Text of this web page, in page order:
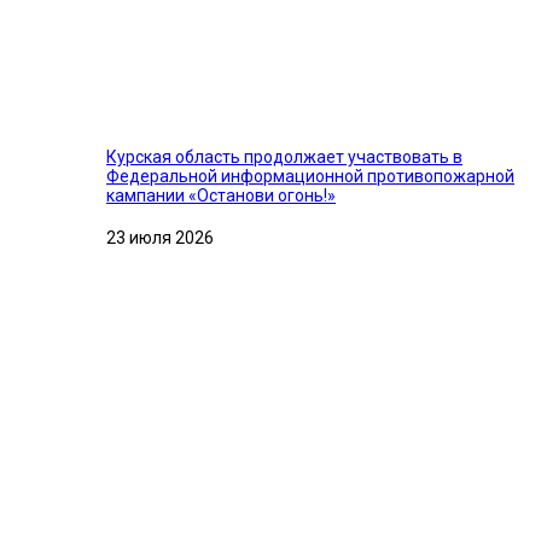
Курская область продолжает участвовать в
Федеральной информационной противопожарной
кампании «Останови огонь!»
23 июля 2026